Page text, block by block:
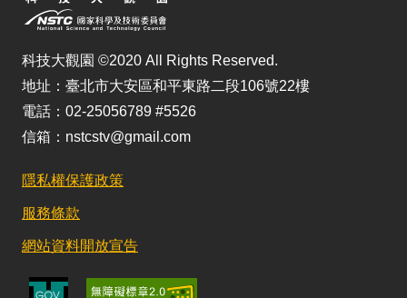
科技大觀園 ©2020 All Rights Reserved.
地址：臺北市大安區和平東路二段106號22樓
電話：02-25056789 #5526
信箱：nstcstv@gmail.com
隱私權保護政策
服務條款
網站資料開放宣告